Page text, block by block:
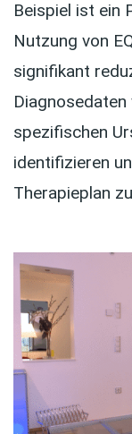
Beispiel ist ein
Nutzung von
signifikant
Diagnosedaten
spezifischen
identifizieren
Therapieplan